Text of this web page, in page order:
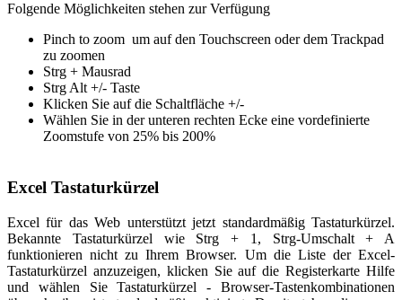
Folgende Möglichkeiten stehen zur Verfügung
Pinch to zoom um auf den Touchscreen oder dem Trackpad
zu zoomen
Strg + Mausrad
Strg Alt +/- Taste
Klicken Sie auf die Schaltfläche +/-
Wählen Sie in der unteren rechten Ecke eine vordefinierte
Zoomstufe von 25% bis 200%
Excel Tastaturkürzel
Excel für das Web unterstützt jetzt standardmäßig Tastaturkürzel.
Bekannte Tastaturkürzel wie Strg + 1, Strg-Umschalt + A
funktionieren nicht zu Ihrem Browser. Um die Liste der Excel-
Tastaturkürzel anzuzeigen, klicken Sie auf die Registerkarte Hilfe
und wählen Sie Tastaturkürzel - Browser-Tastenkombinationen